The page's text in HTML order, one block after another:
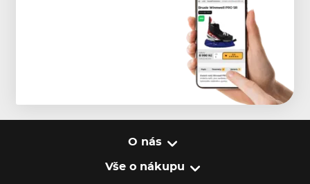
O nás
Vše o nákupu